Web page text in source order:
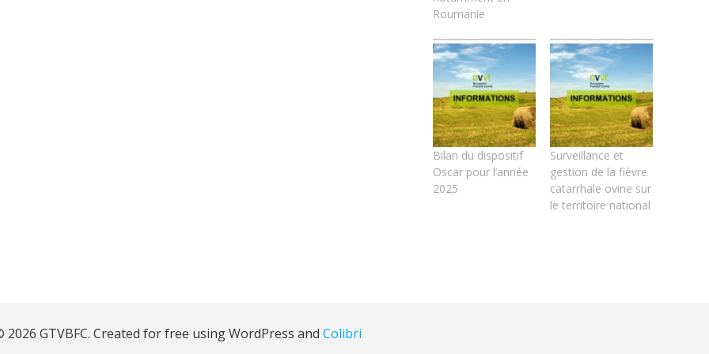
Roumanie
Bilan du dispositif
Oscar pour l’année
2025
Surveillance et
gestion de la fièvre
catarrhale ovine sur
le territoire national
2026 GTVBFC. Created for free using WordPress and Colibri